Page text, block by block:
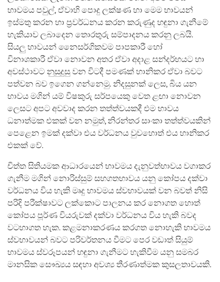
භාවමය පවුල්, ඒවාහි පොදු ලක්ෂණ හා මෙම භාවයන්
ඉස්මතු කරන හා ප්‍රවර්ධනය කරන කරුණුද හඳුනා ගැනීමේ
හැකියාව ලබාදෙන තොරතුරු සම්පාදනය කරනු ලබයි.
සියලු භාවයන් නෛසර්ගිකවම පාපකාරී හෝ
විනාශකාරී ඒවා නොවන අතර ඒවා අදාළ සන්දර්භයට හා
අවස්ථාවට නුසුදුසු වන විටදී පමණක් හානිකර ඒවා බවට
පත්වන බව ඉගෙන ගන්නෙමු. නිදසුනක් ලෙස, බිය යන
භාවය මගින් යම් විෂකුරු සර්පයෙකු වෙත ළඟා නොවන
ලෙසට අපට අවවාද කරන තත්ත්වයකදී එම භාවය
ධනාත්මක එකක් වන නමුත්, නිරන්තර සාංකා තත්ත්වයකින්
පෙළෙන ඉමක් දක්වා එය වර්ධනය වුවහොත් එය හානිකර
එකක් වේ.
චිත්ත සිතියමක ආධාරයෙන් භාවමය දැනුවත්භාවය වගාකර
ගැනීම මගින් නොරිස්සුම් සහගතභාවය යනු කෝපය දක්වා
වර්ධනය විය හැකි මෘදු භාවමය ස්වභාවයක් වන බවත් නිසි
පරිදි පරීක්ෂාවට ලක්කොට පාලනය කර නොගත හොත්
කෝපය පූර්ණ වියරුවක් දක්වා වර්ධනය විය හැකි බවද
වටහාගත හැක. කළමනාකරණය කරගත නොහැකි භාවමය
ස්වභාවයන් බවට පරිවර්තනය වීමට පෙර වඩාත් සියුම්
භාවමය ස්වරූපයන් හඳුනා ගැනීමට හැකිවීම යනු සමබර
මානසික සෞඛ්‍යය සඳහා අවශ්‍ය තීරණාත්මක කුසලතාවයකි.